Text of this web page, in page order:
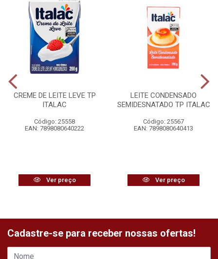
CREME DE LEITE LEVE TP
ITALAC
Código: 25558
EAN: 7898080640222
Ver preço
LEITE CONDENSADO
SEMIDESNATADO TP ITALAC
Código: 25567
EAN: 7898080640413
Ver preço
Cadastre-se para receber nossas ofertas!